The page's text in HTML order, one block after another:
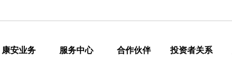
康安业务 服务中心 合作伙伴 投资者关系